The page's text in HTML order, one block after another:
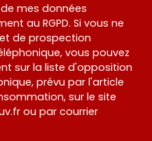
mes données
au RGPD. Si vous ne
de prospection
vous pouvez
sur la liste d'opposition
prévu par l'article
sur le site
ou par courrier